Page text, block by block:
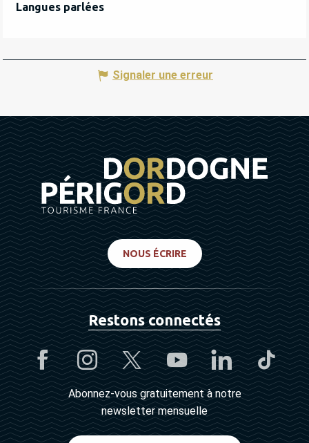
Langues parlées
Langues parlées
Signaler une erreur
NOUS ÉCRIRE
Restons connectés
Abonnez-vous gratuitement à notre
newsletter mensuelle